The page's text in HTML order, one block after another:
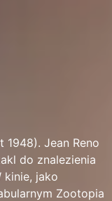
Jean Reno
do znalezienia
kinie, jako
Zootopia